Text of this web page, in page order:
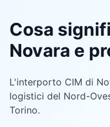
Cosa
Novara e
L'interporto CIM di
logistici del Nord-
Torino.